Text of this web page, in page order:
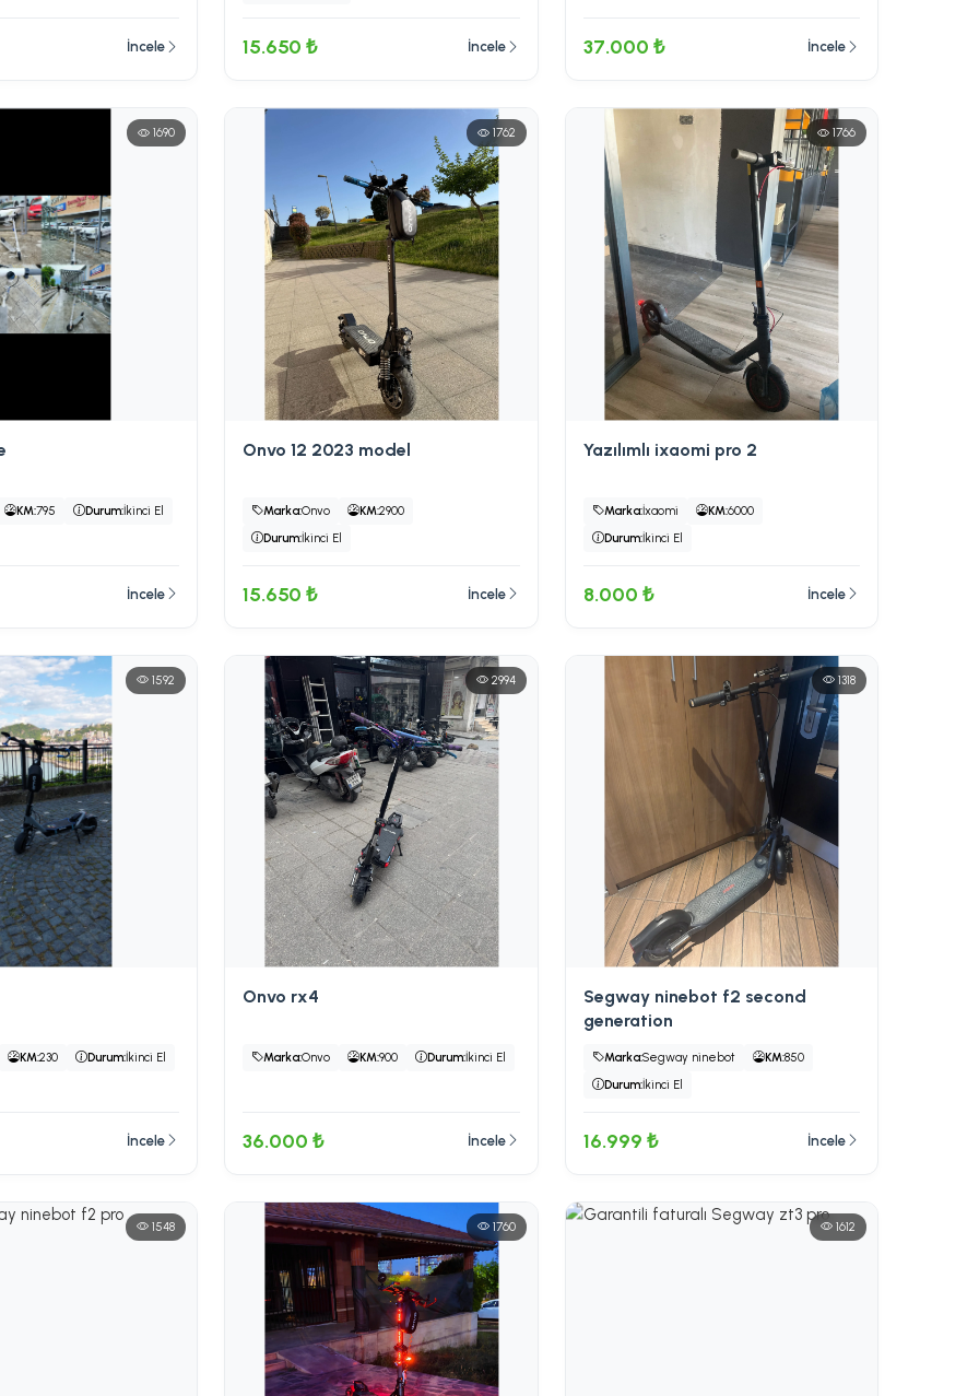
İncele 15.650 ₺ İncele 37.000 ₺ İncele
1690
KM:795 Durum:İkinci El
İncele
1762
Onvo 12 2023 model
Marka:Onvo KM:2900
Durum:İkinci El
15.650 ₺ İncele
1766
Yazılımlı ixaomi pro 2
Marka:İxaomi KM:6000
Durum:İkinci El
8.000 ₺ İncele
1592
KM:230 Durum:İkinci El
İncele
2994
Onvo rx4
Marka:Onvo KM:900 Durum:İkinci El
36.000 ₺ İncele
1318
Segway ninebot f2 second
generation
Marka:Segway ninebot KM:850
Durum:İkinci El
16.999 ₺ İncele
1548 1760 1612